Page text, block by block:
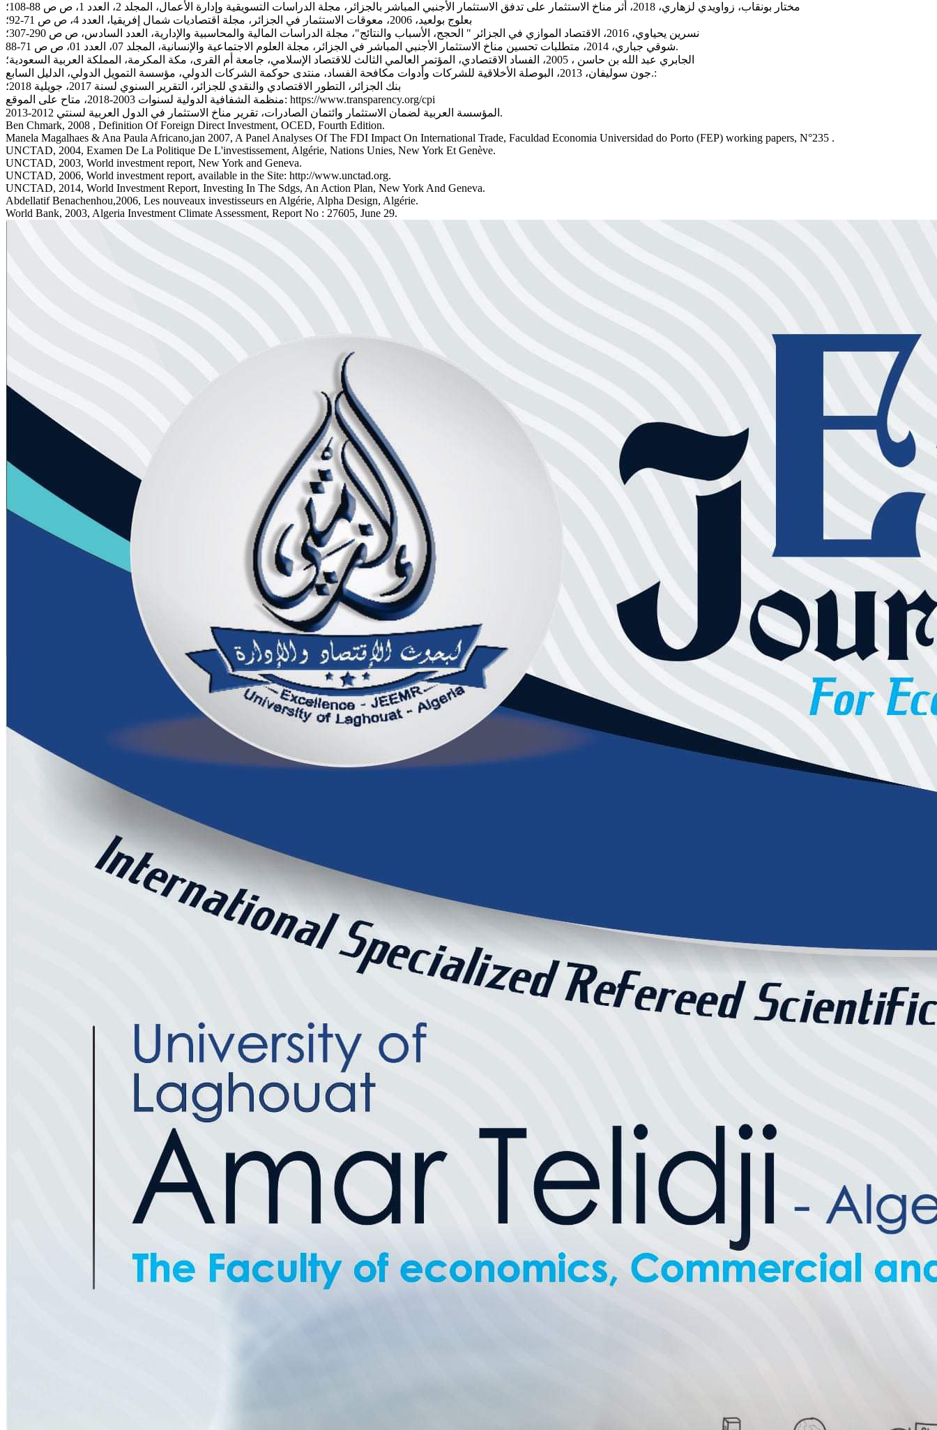
مختار بونقاب، زواويدي لزهاري، 2018، أثر مناخ الاستثمار على تدفق الاستثمار الأجنبي المباشر بالجزائر، مجلة الدراسات التسويقية وإدارة الأعمال، المجلد 2، العدد 1، ص ص 88-108؛
بعلوج بولعيد، 2006، معوقات الاستثمار في الجزائر، مجلة اقتصاديات شمال إفريقيا، العدد 4، ص ص 71-92؛
نسرين يحياوي، 2016، الاقتصاد الموازي في الجزائر " الحجج، الأسباب والنتائج"، مجلة الدراسات المالية والمحاسبية والإدارية، العدد السادس، ص ص 290-307؛
شوقي جباري، 2014، متطلبات تحسين مناخ الاستثمار الأجنبي المباشر في الجزائر، مجلة العلوم الاجتماعية والإنسانية، المجلد 07، العدد 01، ص ص 71-88.
الجابري عبد الله بن حاسن ، 2005، الفساد الاقتصادي، المؤتمر العالمي الثالث للاقتصاد الإسلامي، جامعة أم القرى، مكة المكرمة، المملكة العربية السعودية؛
جون سوليفان، 2013، البوصلة الأخلاقية للشركات وأدوات مكافحة الفساد، منتدى حوكمة الشركات الدولي، مؤسسة التمويل الدولي، الدليل السابع.:
بنك الجزائر، التطور الاقتصادي والنقدي للجزائر، التقرير السنوي لسنة 2017، جويلية 2018؛
منظمة الشفافية الدولية لسنوات 2003-2018، متاح على الموقع: https://www.transparency.org/cpi
المؤسسة العربية لضمان الاستثمار وائتمان الصادرات، تقرير مناخ الاستثمار في الدول العربية لسنتي 2012-2013.
Ben Chmark, 2008 , Definition Of Foreign Direct Investment, OCED, Fourth Edition.
Manela Magalhaes & Ana Paula Africano,jan 2007, A Panel Analyses Of The FDI Impact On International Trade, Faculdad Economia Universidad do Porto (FEP) working papers, N°235 .
UNCTAD, 2004, Examen De La Politique De L'investissement, Algérie, Nations Unies, New York Et Genève.
UNCTAD, 2003, World investment report, New York and Geneva.
UNCTAD, 2006, World investment report, available in the Site: http://www.unctad.org.
UNCTAD, 2014, World Investment Report, Investing In The Sdgs, An Action Plan, New York And Geneva.
Abdellatif Benachenhou,2006, Les nouveaux investisseurs en Algérie, Alpha Design, Algérie.
World Bank, 2003, Algeria Investment Climate Assessment, Report No : 27605, June 29.